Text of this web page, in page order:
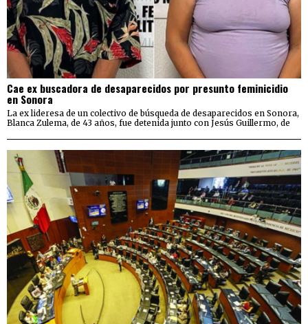
Cae ex buscadora de desaparecidos por presunto feminicidio
en Sonora
La ex lideresa de un colectivo de búsqueda de desaparecidos en Sonora,
Blanca Zulema, de 43 años, fue detenida junto con Jesús Guillermo, de